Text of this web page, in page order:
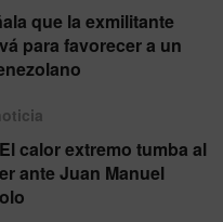
que la exmilitante
para favorecer a un
calor extremo tumba al
ante Juan Manuel